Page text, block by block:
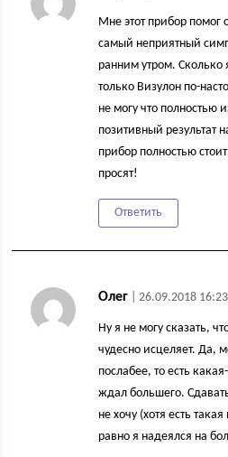
Мне этот прибор помог
самый неприятный
ранним утром. Сколько
только Визулон по-
не могу что полностью
позитивный результат
прибор полностью
просят!
Ответить
Олег | 26.09.2018 16:23
Ну я не могу сказать,
чудесно исцеляет. Да,
послабее, то есть
ждал большего.
не хочу (хотя есть
равно я надеялся на